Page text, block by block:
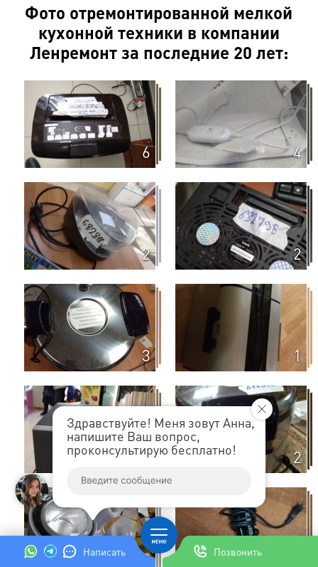
Написать Позвонить
Здравствуйте! Меня зовут Анна,
напишите Ваш вопрос,
проконсультирую бесплатно!
Фото отремонтированной мелкой
кухонной техники в компании
Ленремонт за последние 20 лет:
6 4
2 2
3 1
4 2
2